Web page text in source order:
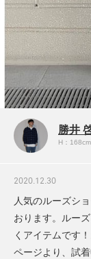
勝井
H：168cm
2020.12.30
人気のルーズシ
おります。ルー
くアイテムです
ページより、試